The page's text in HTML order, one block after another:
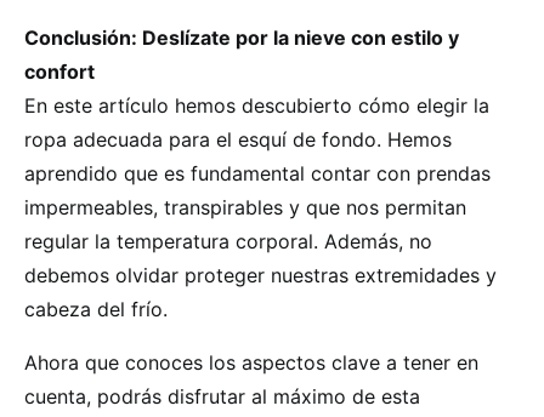
Conclusión: Deslízate por la nieve con estilo y
confort
En este artículo hemos descubierto cómo elegir la
ropa adecuada para el esquí de fondo. Hemos
aprendido que es fundamental contar con prendas
impermeables, transpirables y que nos permitan
regular la temperatura corporal. Además, no
debemos olvidar proteger nuestras extremidades y
cabeza del frío.
Ahora que conoces los aspectos clave a tener en
cuenta, podrás disfrutar al máximo de esta